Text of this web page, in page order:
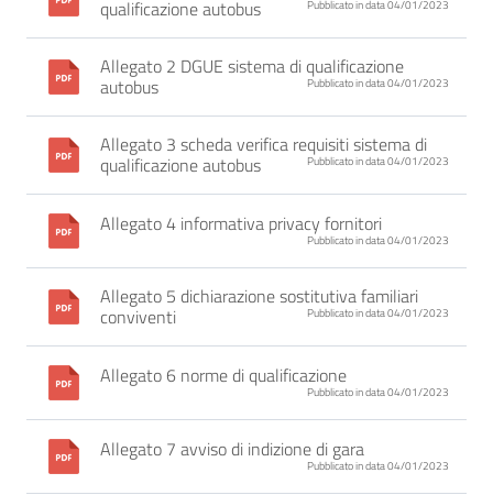
qualificazione autobus Pubblicato in data 04/01/2023
Allegato 2 DGUE sistema di qualificazione
autobus Pubblicato in data 04/01/2023
Allegato 3 scheda verifica requisiti sistema di
qualificazione autobus Pubblicato in data 04/01/2023
Allegato 4 informativa privacy fornitori
Pubblicato in data 04/01/2023
Allegato 5 dichiarazione sostitutiva familiari
conviventi Pubblicato in data 04/01/2023
Allegato 6 norme di qualificazione
Pubblicato in data 04/01/2023
Allegato 7 avviso di indizione di gara
Pubblicato in data 04/01/2023